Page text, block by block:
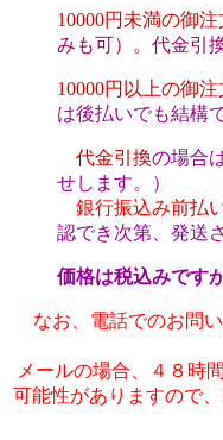
10000円未満の御
みも可）。代金引
10000円以上の御
は後払いでも結構
代金引換の場合
せします。）
銀行振込み前払
認でき次第、発送
価格は税込みです
なお、電話でのお問
メールの場合、４８時
可能性がありますので